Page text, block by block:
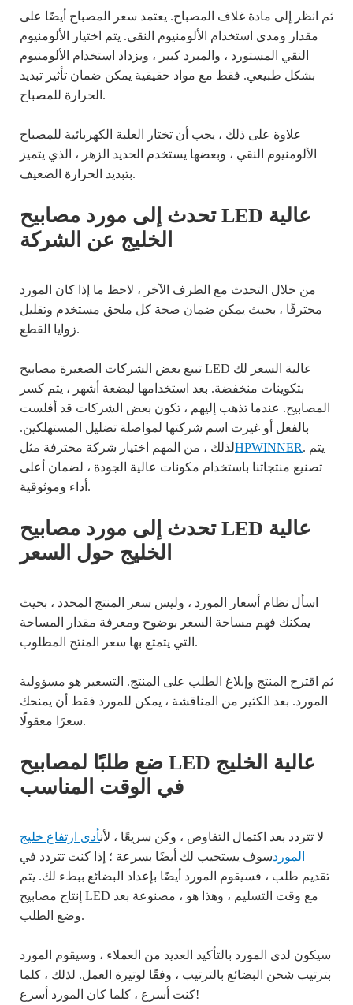
ثم انظر إلى مادة غلاف المصباح. يعتمد سعر المصباح أيضًا على
مقدار ومدى استخدام الألومنيوم النقي. يتم اختيار الألومنيوم
النقي المستورد ، والمبرد كبير ، ويزداد استخدام الألومنيوم
بشكل طبيعي. فقط مع مواد حقيقية يمكن ضمان تأثير تبديد
الحرارة للمصباح.
علاوة على ذلك ، يجب أن تختار العلبة الكهربائية للمصباح
الألومنيوم النقي ، وبعضها يستخدم الحديد الزهر ، الذي يتميز
بتبديد الحرارة الضعيف.
تحدث إلى مورد مصابيح LED عالية
الخليج عن الشركة
من خلال التحدث مع الطرف الآخر ، لاحظ ما إذا كان المورد
محترفًا ، بحيث يمكن ضمان صحة كل ملحق مستخدم وتقليل
زوايا القطع.
تبيع بعض الشركات الصغيرة مصابيح LED عالية السعر لك
بتكوينات منخفضة. بعد استخدامها لبضعة أشهر ، يتم كسر
المصابيح. عندما تذهب إليهم ، تكون بعض الشركات قد أفلست
بالفعل أو غيرت اسم شركتها لمواصلة تضليل المستهلكين.
لذلك ، من المهم اختيار شركة محترفة مثلHPWINNER. يتم
تصنيع منتجاتنا باستخدام مكونات عالية الجودة ، لضمان أعلى
أداء وموثوقية.
تحدث إلى مورد مصابيح LED عالية
الخليج حول السعر
اسأل نظام أسعار المورد ، وليس سعر المنتج المحدد ، بحيث
يمكنك فهم مساحة السعر بوضوح ومعرفة مقدار المساحة
التي يتمتع بها سعر المنتج المطلوب.
ثم اقترح المنتج وإبلاغ الطلب على المنتج. التسعير هو مسؤولية
المورد. بعد الكثير من المناقشة ، يمكن للمورد فقط أن يمنحك
سعرًا معقولًا.
ضع طلبًا لمصابيح LED عالية الخليج
في الوقت المناسب
لا تتردد بعد اكتمال التفاوض ، وكن سريعًا ، لأنأدى ارتفاع خليج
الموردسوف يستجيب لك أيضًا بسرعة ؛ إذا كنت تتردد في
تقديم طلب ، فسيقوم المورد أيضًا بإعداد البضائع ببطء لك. يتم
إنتاج مصابيح LED مع وقت التسليم ، وهذا هو ، مصنوعة بعد
وضع الطلب.
سيكون لدى المورد بالتأكيد العديد من العملاء ، وسيقوم المورد
بترتيب شحن البضائع بالترتيب ، وفقًا لوتيرة العمل. لذلك ، كلما
كنت أسرع ، كلما كان المورد أسرع!